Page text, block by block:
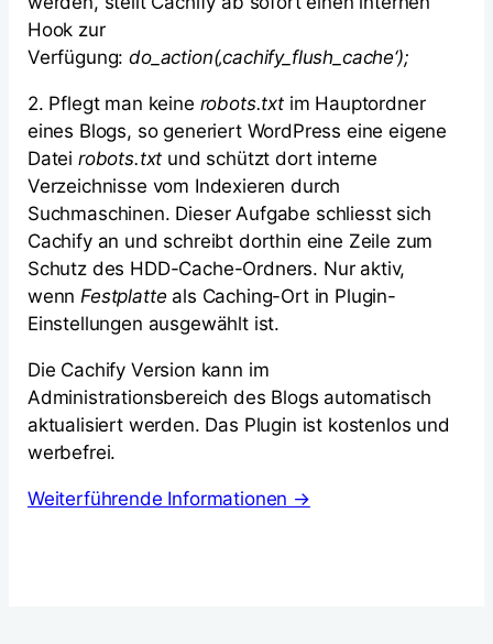
Hook zur
Verfügung:do_action(‚cachify_flush_cache‘);
2. Pflegt man keine robots.txtim Hauptordner
eines Blogs, so generiert WordPress eine eigene
Datei robots.txt und schützt dort interne
Verzeichnisse vom Indexieren durch
Suchmaschinen. Dieser Aufgabe schliesst sich
Cachify an und schreibt dorthin eine Zeile zum
Schutz des HDD-Cache-Ordners. Nur aktiv,
wennFestplatte als Caching-Ort in Plugin-
Einstellungen ausgewählt ist.
Die Cachify Version kann im
Administrationsbereich des Blogs automatisch
aktualisiert werden. Das Plugin ist kostenlos und
werbefrei.
Weiterführende Informationen →